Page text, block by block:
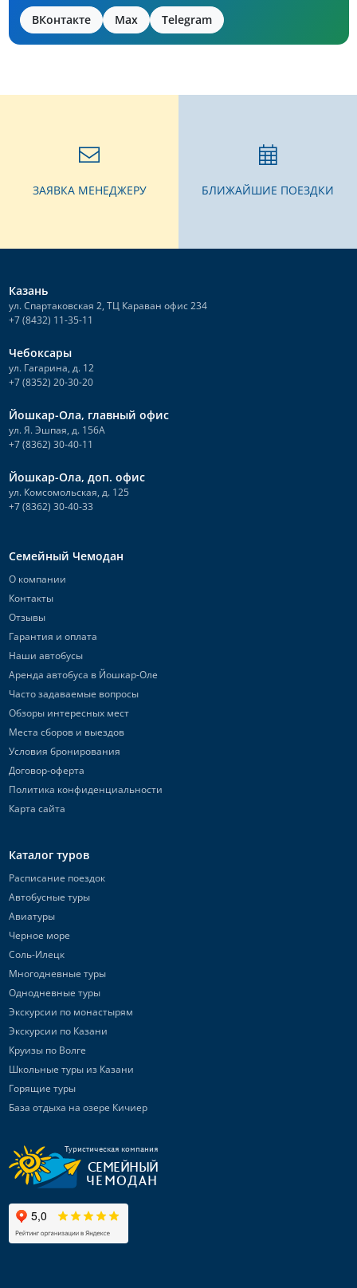
ВКонтакте Max Telegram
ЗАЯВКА МЕНЕДЖЕРУ БЛИЖАЙШИЕ ПОЕЗДКИ
Казань
ул. Спартаковская 2, ТЦ Караван офис 234
+7 (8432) 11-35-11
Чебоксары
ул. Гагарина, д. 12
+7 (8352) 20-30-20
Йошкар-Ола, главный офис
ул. Я. Эшпая, д. 156А
+7 (8362) 30-40-11
Йошкар-Ола, доп. офис
ул. Комсомольская, д. 125
+7 (8362) 30-40-33
Семейный Чемодан
О компании
Контакты
Отзывы
Гарантия и оплата
Наши автобусы
Аренда автобуса в Йошкар-Оле
Часто задаваемые вопросы
Обзоры интересных мест
Места сборов и выездов
Условия бронирования
Договор-оферта
Политика конфиденциальности
Карта сайта
Каталог туров
Расписание поездок
Автобусные туры
Авиатуры
Черное море
Соль-Илецк
Многодневные туры
Однодневные туры
Экскурсии по монастырям
Экскурсии по Казани
Круизы по Волге
Школьные туры из Казани
Горящие туры
База отдыха на озере Кичиер
Туристическая компания
СЕМЕЙНЫЙ
ЧЕМОДАН